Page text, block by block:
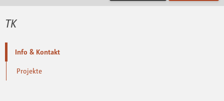
TK
Info & Kontakt
Projekte